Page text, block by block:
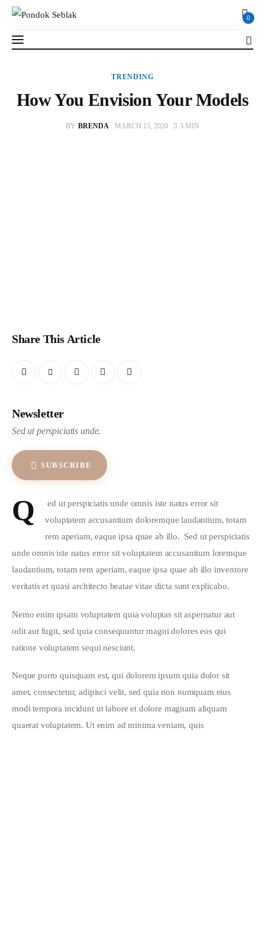
0
SHARE POST
TRENDING
How You Envision Your Models
BY BRENDA MARCH 15, 2020 3 MIN
Share This Article
Newsletter
Sed ut perspiciatis unde.
SUBSCRIBE
Q
ed ut perspiciatis unde omnis iste natus error sit
voluptatem accusantium doloremque laudantium, totam
rem aperiam, eaque ipsa quae ab illo.  Sed ut perspiciatis
unde omnis iste natus error sit voluptatem accusantium loremque
laudantium, totam rem aperiam, eaque ipsa quae ab illo inventore
veritatis et quasi architecto beatae vitae dicta sunt explicabo.
Nemo enim ipsam voluptatem quia voluptas sit aspernatur aut
odit aut fugit, sed quia consequuntur magni dolores eos qui
ratione voluptatem sequi nesciunt.
Neque porro quisquam est, qui dolorem ipsum quia dolor sit
amet, consectetur, adipisci velit, sed quia non numquam eius
modi tempora incidunt ut labore et dolore magnam aliquam
quaerat voluptatem. Ut enim ad minima veniam, quis